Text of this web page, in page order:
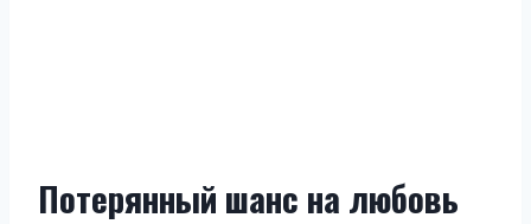
Потерянный шанс на любовь